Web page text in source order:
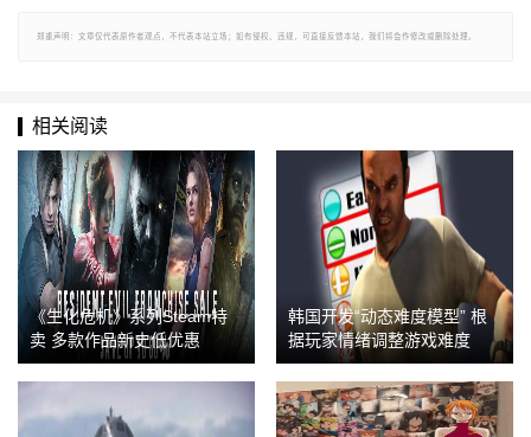
郑重声明：文章仅代表原作者观点，不代表本站立场；如有侵权、违规，可直接反馈本站，我们将会作修改或删除处理。
相关阅读
《生化危机》系列Steam特
卖 多款作品新史低优惠
韩国开发“动态难度模型” 根
据玩家情绪调整游戏难度